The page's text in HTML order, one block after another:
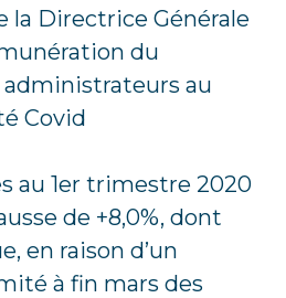
la Directrice Générale
du
au
Covid
au 1er trimestre 2020
de +8,0%, dont
en raison d’un
à fin mars des